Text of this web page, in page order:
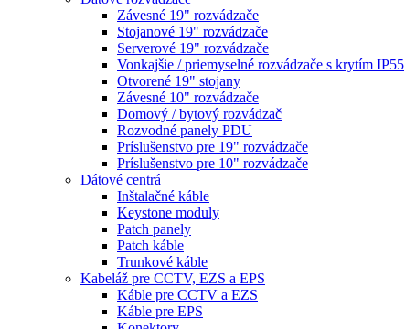
Závesné 19" rozvádzače
Stojanové 19" rozvádzače
Serverové 19" rozvádzače
Vonkajšie / priemyselné rozvádzače s krytím IP55
Otvorené 19" stojany
Závesné 10" rozvádzače
Domový / bytový rozvádzač
Rozvodné panely PDU
Príslušenstvo pre 19" rozvádzače
Príslušenstvo pre 10" rozvádzače
Dátové centrá
Inštalačné káble
Keystone moduly
Patch panely
Patch káble
Trunkové káble
Kabeláž pre CCTV, EZS a EPS
Káble pre CCTV a EZS
Káble pre EPS